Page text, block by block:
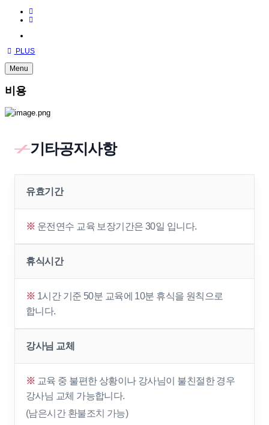
PLUS
Menu
비용
기타공지사항
유효기간
※ 운전연수 교육 보장기간은 30일 입니다.
휴식시간
※ 1시간 기준 50분 교육에 10분 휴식을 원칙으로
합니다.
강사님 교체
※ 교육 중 불편한 상황이나 강사님이 불친절한 경우
강사님 교체 가능합니다.
(남은시간 환불조치 가능)